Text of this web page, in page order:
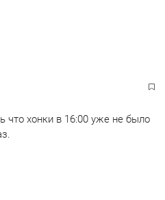
что хонки в 16:00 уже не было